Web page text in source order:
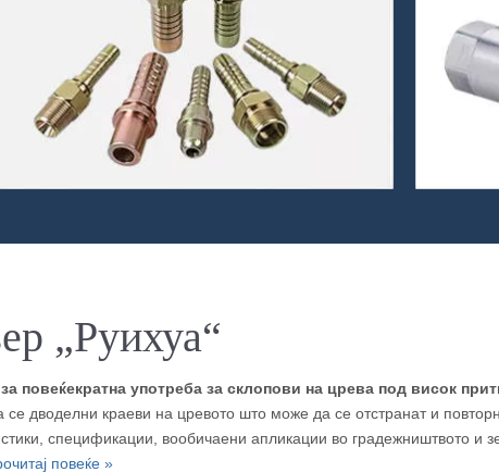
„Руихуа“
повеќекратна употреба за склопови на црева под висок
се дводелни краеви на цревото што може да се отстранат и
спецификации, вообичаени апликации во градежништвото и
повеќе »